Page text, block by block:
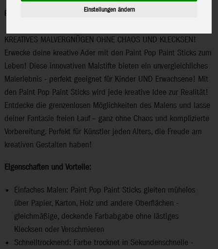
Einstellungen ändern
Paint Pop
KREATIVES MALVERGNÜGEN OHNE CHAOS UND KLECKSEN!
Erwecke deine kreative Ader mit den Paint Pop Paint Sticks zum
Leben! Diese innovativen Malstifte bieten ein unvergleichliches
Malerlebnis - perfekt geeignet für Kinder UND Erwachsene! Mit
den Paint Pop Paint Sticks wird jede kreative Idee zur Realität!
Entdecke die grenzenlosen Möglichkeiten des Malens und lasse
deiner Fantasie freien Lauf – ganz ohne Chaos und komplizierte
Vorbereitung. Perfekt für Künstler jeden Alters, die Freude am
kreativen Gestalten haben!
Eigenschaften und Vorteile:
Einfaches Malen: Paint Pop Paint Sticks gleiten mühelos
über Papier, Karton, Holz und andere Oberflächen -
gleichmäßige, deckende Farbabgabe ohne lästiges
Klecksen oder Verschmieren
Schnelltrocknend: Farbe trocknet in Sekundenschnelle -